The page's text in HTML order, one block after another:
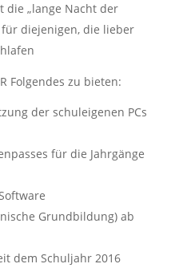
die „lange Nacht der
diejenigen, die lieber
Folgendes zu bieten:
der schuleigenen PCs
für die Jahrgänge
Grundbildung) ab
dem Schuljahr 2016